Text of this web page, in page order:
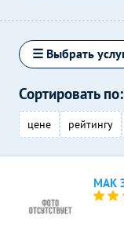
☰ Выбрать
Сортировать по:
цене рейтингу
МАК